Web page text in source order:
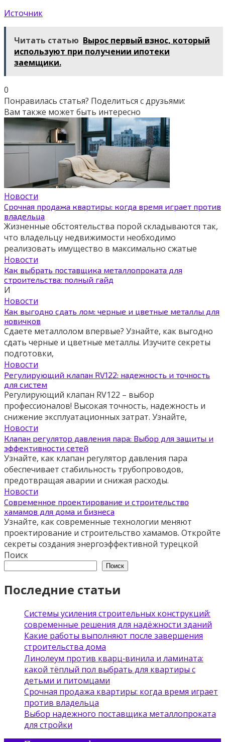
Источник
Читать статью Вырос первый взнос, который
используют при получении ипотеки
заемщики.
0
Понравилась статья? Поделиться с друзьями:
Вам также может быть интересно
Новости
Срочная продажа квартиры: когда время играет против
владельца
Жизненные обстоятельства порой складываются так,
что владельцу недвижимости необходимо
реализовать имущество в максимально сжатые
Новости
Как выбрать поставщика металлопроката для
строительства: полный гайд
И
Новости
Как выгодно сдать лом: черные и цветные металлы для
новичков
Сдаете металлолом впервые? Узнайте, как выгодно
сдать черные и цветные металлы. Изучите секреты
подготовки,
Новости
Регулирующий клапан RV122: надежность и точность
для систем
Регулирующий клапан RV122 – выбор
профессионалов! Высокая точность, надежность и
снижение эксплуатационных затрат. Узнайте,
Новости
Клапан регулятор давления пара: Выбор для защиты и
эффективности сетей
Узнайте, как клапан регулятор давления пара
обеспечивает стабильность трубопроводов,
предотвращая аварии и снижая расходы.
Новости
Современное проектирование и строительство
хамамов для дома и бизнеса
Узнайте, как современные технологии меняют
проектирование и строительство хамамов. Откройте
секреты создания энергоэффективной турецкой
Поиск
Поиск
Последние статьи
Системы усиления строительных конструкций:
современные решения для надёжности зданий
Какие работы выполняют после завершения
строительства дома
Линолеум против кварц‑винила и ламината:
какой тёплый пол выбрать для квартиры с
детьми и питомцами
Срочная продажа квартиры: когда время играет
против владельца
Выбор надежного поставщика металлопроката
для стройки